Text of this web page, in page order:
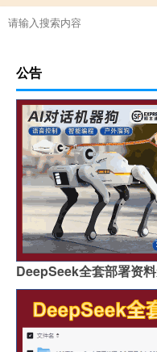
公告
DeepSeek全套部署资